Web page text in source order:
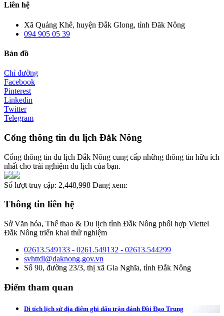
Liên hệ
Xã Quảng Khê, huyện Đắk Glong, tỉnh Đăk Nông
094 905 05 39
Bản đồ
Chỉ đường
Facebook
Pinterest
Linkedin
Twitter
Telegram
Cổng thông tin du lịch Đắk Nông
Cổng thông tin du lịch Đắk Nông cung cấp những thông tin hữu ích
nhất cho trải nghiệm du lịch của bạn.
Số lượt truy cập: 2,448,998 Đang xem:
Thông tin liên hệ
Sở Văn hóa, Thể thao & Du lịch tỉnh Đắk Nông phối hợp Viettel
Đắk Nông triển khai thử nghiệm
02613.549133 - 0261.549132 - 02613.544299
svhttdl@daknong.gov.vn
Số 90, đường 23/3, thị xã Gia Nghĩa, tỉnh Đắk Nông
Điểm tham quan
Di tích lịch sử địa điểm ghi dấu trận đánh Đồi Đạo Trung